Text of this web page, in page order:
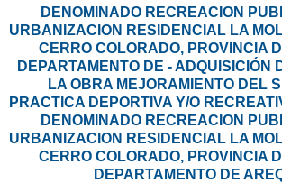
DENOMINADO RECREACION
URBANIZACION RESIDENCIAL LA
CERRO COLORADO, PROVINCIA
DEPARTAMENTO DE - ADQUISICIÓN
LA OBRA MEJORAMIENTO DEL
PRACTICA DEPORTIVA Y/O
DENOMINADO RECREACION
URBANIZACION RESIDENCIAL LA
CERRO COLORADO, PROVINCIA
DEPARTAMENTO DE